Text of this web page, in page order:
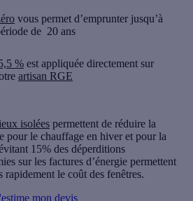
vous permet d’emprunter jusqu’à
de 20 ans
% est appliquée directement sur
artisan RGE
isolées permettent de réduire la
pour le chauffage en hiver et pour la
15% des déperditions
sur les factures d’énergie permettent
rapidement le coût des fenêtres.
mon devis